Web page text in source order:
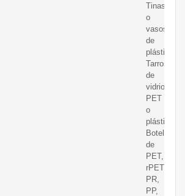
Tinas
o
vasos
de
plástico;
Tarros
de
vidrio,
PET
o
plástico;
Botellas
de
PET,
rPET,
PR,
PP,